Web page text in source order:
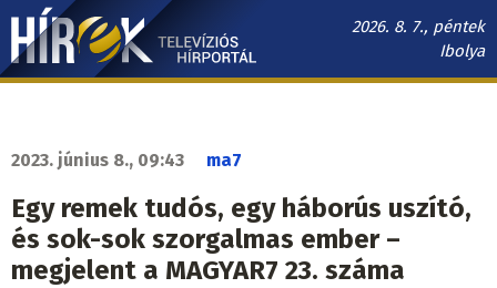
Ugrás
tartalomra
2026. 8. 7., péntek
Ibolya
Hírek.sk
navigáció
2023. június 8., 09:43 ma7
Egy remek tudós, egy háborús uszító,
és sok-sok szorgalmas ember –
megjelent a MAGYAR7 23. száma